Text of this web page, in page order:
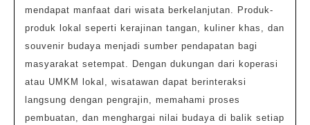
mendapat manfaat dari wisata berkelanjutan. Produk-
produk lokal seperti kerajinan tangan, kuliner khas, dan
souvenir budaya menjadi sumber pendapatan bagi
masyarakat setempat. Dengan dukungan dari koperasi
atau UMKM lokal, wisatawan dapat berinteraksi
langsung dengan pengrajin, memahami proses
pembuatan, dan menghargai nilai budaya di balik setiap